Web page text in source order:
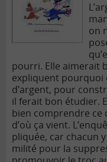
on
pourri. Elle aimerait
expliquent pourquoi
d’argent, pour
il ferait bon étudier.
bien com­prendre ce
d’où ça vient.
pliquée, car chacun
milité pour la